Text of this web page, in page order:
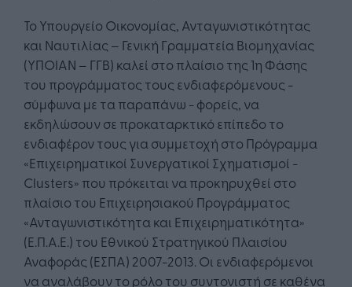
Το Υπουργείο Οικονομίας, Ανταγωνιστικότητας
και Ναυτιλίας – Γενική Γραμματεία Βιομηχανίας
(ΥΠΟΙΑΝ – ΓΓΒ) καλεί στο πλαίσιο της 1η Φάσης
του προγράμματος τους ενδιαφερόμενους -
σύμφωνα με τα παραπάνω - φορείς, να
εκδηλώσουν σε προκαταρκτικό επίπεδο το
ενδιαφέρον τους για συμμετοχή στο Πρόγραμμα
«Επιχειρηματικοί Συνεργατικοί Σχηματισμοί -
Clusters» που πρόκειται να προκηρυχθεί στο
πλαίσιο του Επιχειρησιακού Προγράμματος
«Ανταγωνιστικότητα και Επιχειρηματικότητα»
(Ε.Π.Α.Ε.) του Εθνικού Στρατηγικού Πλαισίου
Αναφοράς (ΕΣΠΑ) 2007-2013. Οι ενδιαφερόμενοι
να αναλάβουν το ρόλο του συντονιστή σε καθένα